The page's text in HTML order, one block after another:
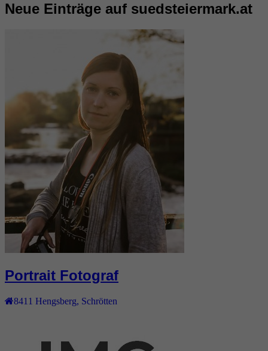
Neue Einträge auf suedsteiermark.at
Portrait Fotograf
8411 Hengsberg Schrötten